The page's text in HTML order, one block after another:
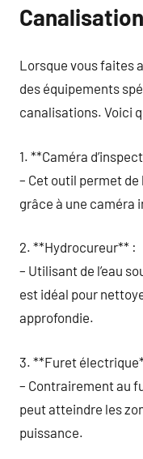
Lorsque vous faites
des équipements
canalisations. Voici
1. **Caméra
– Cet outil permet
grâce à une caméra
2. **Hydrocureur** :
– Utilisant de l’eau
est idéal pour
approfondie.
3. **Furet
– Contrairement au
peut atteindre les
puissance.